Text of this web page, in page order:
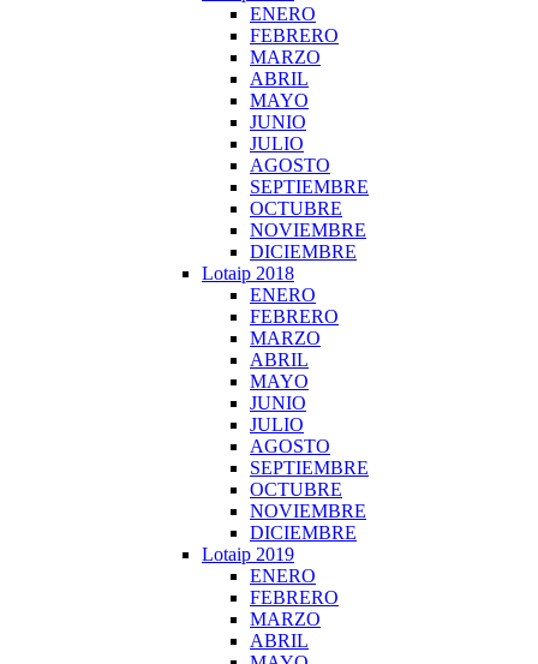
ENERO
FEBRERO
MARZO
ABRIL
MAYO
JUNIO
JULIO
AGOSTO
SEPTIEMBRE
OCTUBRE
NOVIEMBRE
DICIEMBRE
Lotaip 2018
ENERO
FEBRERO
MARZO
ABRIL
MAYO
JUNIO
JULIO
AGOSTO
SEPTIEMBRE
OCTUBRE
NOVIEMBRE
DICIEMBRE
Lotaip 2019
ENERO
FEBRERO
MARZO
ABRIL